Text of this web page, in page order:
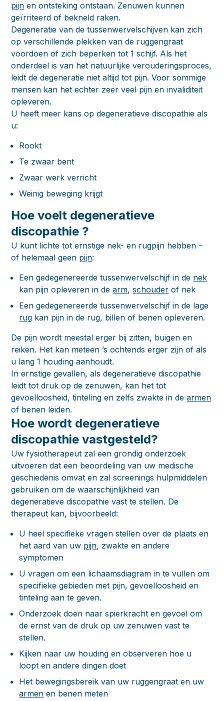
pijn en ontsteking ontstaan. Zenuwen kunnen
geïrriteerd of bekneld raken.
Degeneratie van de tussenwervelschijven kan zich
op verschillende plekken van de ruggengraat
voordoen of zich beperken tot 1 schijf. Als het
onderdeel is van het natuurlijke verouderingsproces,
leidt de degeneratie niet altijd tot pijn. Voor sommige
mensen kan het echter zeer veel pijn en invaliditeit
opleveren.
U heeft meer kans op degeneratieve discopathie als
u:
Rookt
Te zwaar bent
Zwaar werk verricht
Weinig beweging krijgt
Hoe voelt degeneratieve
discopathie ?
U kunt lichte tot ernstige nek- en rugpijn hebben –
of helemaal geen pijn:
Een gedegenereerde tussenwervelschijf in de nek
kan pijn opleveren in dearm,schouder of nek
Een gedegenereerde tussenwervelschijf in de lage
rug kan pijn in de rug, billen of benen opleveren.
De pijn wordt meestal erger bij zitten, buigen en
reiken. Het kan meteen ’s ochtends erger zijn of als
u lang 1 houding aanhoudt.
In ernstige gevallen, als degeneratieve discopathie
leidt tot druk op de zenuwen, kan het tot
gevoelloosheid, tinteling en zelfs zwakte in dearmen
of benen leiden.
Hoe wordt degeneratieve
discopathie vastgesteld?
Uw fysiotherapeut zal een grondig onderzoek
uitvoeren dat een beoordeling van uw medische
geschiedenis omvat en zal screenings hulpmiddelen
gebruiken om de waarschijnlijkheid van
degeneratieve discopathie vast te stellen. De
therapeut kan, bijvoorbeeld:
U heel specifieke vragen stellen over de plaats en
het aard van uw pijn, zwakte en andere
symptomen
U vragen om een lichaamsdiagram in te vullen om
specifieke gebieden met pijn, gevoelloosheid en
tinteling aan te geven.
Onderzoek doen naar spierkracht en gevoel om
de ernst van de druk op uw zenuwen vast te
stellen.
Kijken naar uw houding en observeren hoe u
loopt en andere dingen doet
Het bewegingsbereik van uw ruggengraat en uw
armen en benen meten